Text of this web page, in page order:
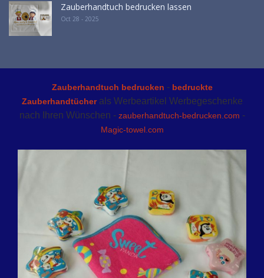
Zauberhandtuch bedrucken lassen
Oct 28 - 2025
Zauberhandtuch bedrucken - bedruckte
Zauberhandtücherals Werbeartikel Werbegeschenke
nach Ihren Wünschen - zauberhandtuch-bedrucken.com -
Magic-towel.com